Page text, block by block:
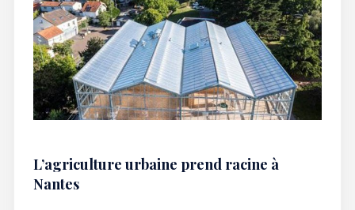
L’agriculture urbaine prend racine à
Nantes